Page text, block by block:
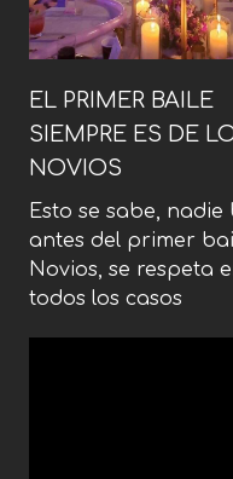
EL PRIMER BAILE
SIEMPRE ES DE
NOVIOS
Esto se sabe, nadie
antes del primer
Novios, se respeta
todos los casos